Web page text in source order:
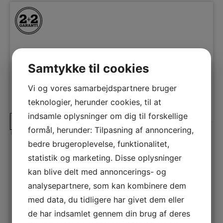
D
Produktdatablad
Versa Kummefryser
SFB 400 W
kapacitet, digitalt display og energibesparende LED-lys.
Energiklasse
Frysekapacitet netto
Afrimningssystem
Manuelt
Samtykke til cookies
Vi og vores samarbejdspartnere bruger
teknologier, herunder cookies, til at
indsamle oplysninger om dig til forskellige
formål, herunder: Tilpasning af annoncering,
bedre brugeroplevelse, funktionalitet,
statistik og marketing. Disse oplysninger
kan blive delt med annoncerings- og
analysepartnere, som kan kombinere dem
med data, du tidligere har givet dem eller
de har indsamlet gennem din brug af deres